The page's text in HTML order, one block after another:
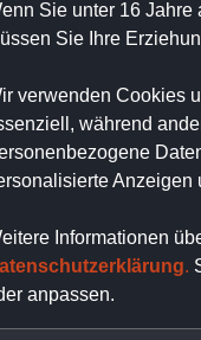
brauchen
im Herbst werden
dass es
Sie unter 16
Sie Ihre
verwenden Cookies
während
Anzeigen
Informationen
.
anpassen.